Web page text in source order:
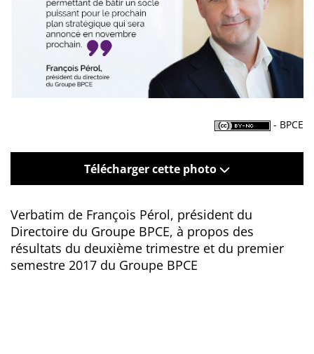
- BPCE
Télécharger cette photo
Verbatim de François Pérol, président du
Directoire du Groupe BPCE, à propos des
résultats du deuxième trimestre et du premier
semestre 2017 du Groupe BPCE